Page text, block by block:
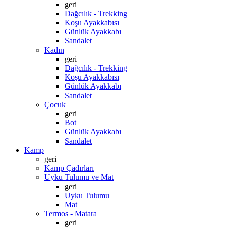
geri
Dağcılık - Trekking
Koşu Ayakkabısı
Günlük Ayakkabı
Sandalet
Kadın
geri
Dağcılık - Trekking
Koşu Ayakkabısı
Günlük Ayakkabı
Sandalet
Çocuk
geri
Bot
Günlük Ayakkabı
Sandalet
Kamp
geri
Kamp Çadırları
Uyku Tulumu ve Mat
geri
Uyku Tulumu
Mat
Termos - Matara
geri